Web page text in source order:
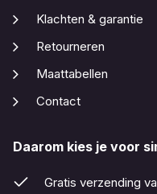
Klachten & garantie
Retourneren
Maattabellen
Contact
Daarom kies je voor
Gratis verzending